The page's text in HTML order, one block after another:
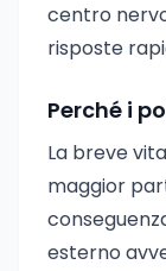
centro
risposte
Perché i
La breve
maggior
esterno